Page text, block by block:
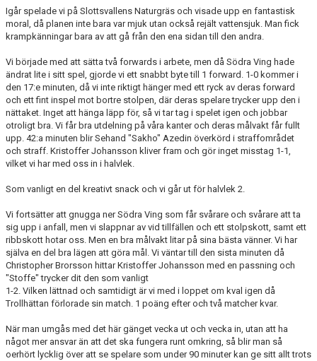
KONTAKT
BORGÅS TANKAR
TABELL & RESULTAT
Igår spelade vi på Slottsvallens Naturgräs och visade upp en fantastisk
moral, då planen inte bara var mjuk utan också rejält vattensjuk. Man fick
krampkänningar bara av att gå från den ena sidan till den andra.
Vi började med att sätta två forwards i arbete, men då Södra Ving hade
ändrat lite i sitt spel, gjorde vi ett snabbt byte till 1 forward. 1-0 kommer i
den 17:e minuten, då vi inte riktigt hänger med ett ryck av deras forward
och ett fint inspel mot bortre stolpen, där deras spelare trycker upp den i
nättaket. Inget att hänga läpp för, så vi tar tag i spelet igen och jobbar
otroligt bra. Vi får bra utdelning på våra kanter och deras målvakt får fullt
upp. 42:a minuten blir Sehand "Sakho" Azedin överkörd i straffområdet
och straff. Kristoffer Johansson kliver fram och gör inget misstag 1-1,
vilket vi har med oss in i halvlek.
Som vanligt en del kreativt snack och vi går ut för halvlek 2.
Vi fortsätter att gnugga ner Södra Ving som får svårare och svårare att ta
sig upp i anfall, men vi slappnar av vid tillfällen och ett stolpskott, samt ett
ribbskott hotar oss. Men en bra målvakt litar på sina bästa vänner. Vi har
själva en del bra lägen att göra mål. Vi väntar till den sista minuten då
Christopher Brorsson hittar Kristoffer Johansson med en passning och
"Stoffe" trycker dit den som vanligt
1-2. Vilken lättnad och samtidigt är vi med i loppet om kval igen då
Trollhättan förlorade sin match. 1 poäng efter och två matcher kvar.
När man umgås med det här gänget vecka ut och vecka in, utan att ha
något mer ansvar än att det ska fungera runt omkring, så blir man så
oerhört lycklig över att se spelare som under 90 minuter kan ge sitt allt trots